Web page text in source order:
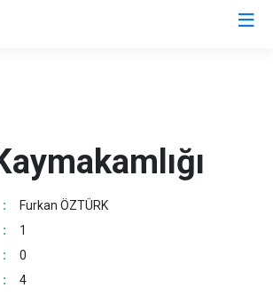
:
Furkan ÖZTÜRK
:
1
:
0
:
4